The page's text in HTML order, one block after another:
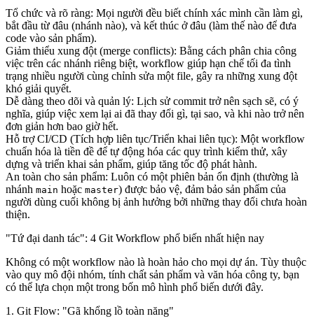
Tổ chức và rõ ràng: Mọi người đều biết chính xác mình cần làm gì,
bắt đầu từ đâu (nhánh nào), và kết thúc ở đâu (làm thế nào để đưa
code vào sản phẩm).
Giảm thiểu xung đột (merge conflicts): Bằng cách phân chia công
việc trên các nhánh riêng biệt, workflow giúp hạn chế tối đa tình
trạng nhiều người cùng chỉnh sửa một file, gây ra những xung đột
khó giải quyết.
Dễ dàng theo dõi và quản lý: Lịch sử commit trở nên sạch sẽ, có ý
nghĩa, giúp việc xem lại ai đã thay đổi gì, tại sao, và khi nào trở nên
đơn giản hơn bao giờ hết.
Hỗ trợ CI/CD (Tích hợp liên tục/Triển khai liên tục): Một workflow
chuẩn hóa là tiền đề để tự động hóa các quy trình kiểm thử, xây
dựng và triển khai sản phẩm, giúp tăng tốc độ phát hành.
An toàn cho sản phẩm: Luôn có một phiên bản ổn định (thường là
nhánh main hoặc master) được bảo vệ, đảm bảo sản phẩm của
người dùng cuối không bị ảnh hưởng bởi những thay đổi chưa hoàn
thiện.
"Tứ đại danh tác": 4 Git Workflow phổ biến nhất hiện nay
Không có một workflow nào là hoàn hảo cho mọi dự án. Tùy thuộc
vào quy mô đội nhóm, tính chất sản phẩm và văn hóa công ty, bạn
có thể lựa chọn một trong bốn mô hình phổ biến dưới đây.
1. Git Flow: "Gã khổng lồ toàn năng"